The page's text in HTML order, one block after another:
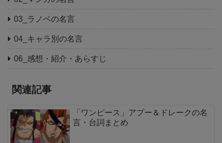
03_ラノベの名言
04_キャラ別の名言
06_感想・紹介・あらすじ
関連記事
「ワンピース」アプー＆ドレークの名
言・台詞まとめ